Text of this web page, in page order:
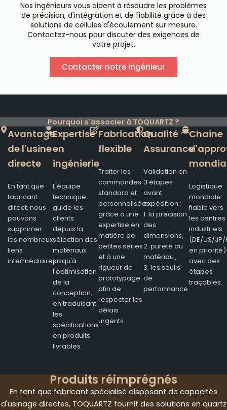
Nos ingénieurs vous aident à résoudre les problèmes
de précision, d'intégration et de fiabilité grâce à des
solutions de cellules d'écoulement sur mesure.
Contactez-nous pour discuter des exigences de
votre projet.
Contacter notre ingénieur
Pourquoi s'associer à TOQUARTZ ?
Avantage
de l'usine
directe
En tant que
fabricant
direct, nous
pouvons
supprimer
les nombreux
liens
intermédiaires.
Expertise
en
ingénierie
L'équipe
technique
guide les
clients
depuis la
sélection des
matériaux
jusqu'à
l'optimisation
de la
conception,
en traduisant
les
spécifications
en produits
livrables.
Fabrication
flexible
Traiter les
commandes
standard et
personnalisées
grâce à une
expertise en
matière de
petites séries
et à une
rigueur de
prototypage
afin de
respecter les
délais
urgents.
Qualité
Assurance
Validation en
3 étapes
avant
expédition :
1. la précision
des
dimensions,
2. pureté du
matériau ,
3. les seuils
de
performance
Chaîne
Logistique
mondiale
fiable vers
les centres
industriels
(DE/US/JP/
en priorité)
avec des
étapes
traçables.
Produits réimprégnés
En tant que fabricant spécialisé disposant de capacités
d'usinage directes, TOQUARTZ fournit des solutions en quartz